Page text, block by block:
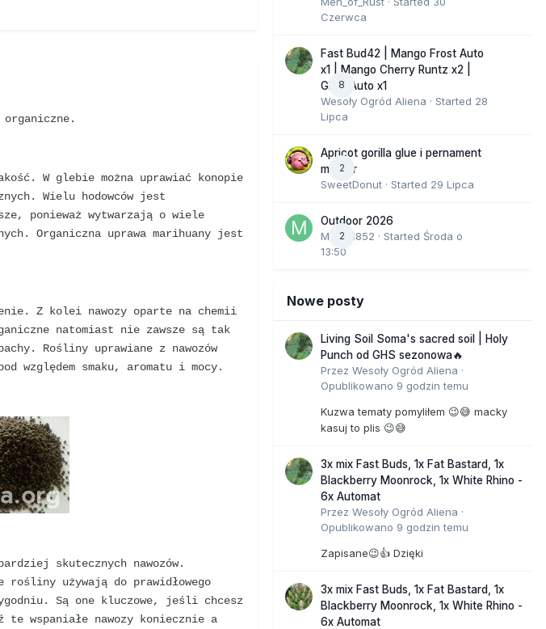
organiczne.
W glebie można uprawiać konopie
Wielu hodowców jest
ponieważ wytwarzają o wiele
Organiczna uprawa marihuany jest
Z kolei nawozy oparte na chemii
natomiast nie zawsze są tak
Rośliny uprawiane z nawozów
względem smaku, aromatu i mocy.
skutecznych nawozów.
używają do prawidłowego
Są one kluczowe, jeśli chcesz
wspaniałe nawozy koniecznie a
Czerwca
8
Fast Bud42 | Mango Frost Auto
x1 | Mango Cherry Runtz x2 |
GMO Auto x1
Wesoły Ogród Aliena · Started 28
Lipca
2
Apricot gorilla glue i pernament
marker
SweetDonut · Started 29 Lipca
2
Outdoor 2026
Marcel852 · Started Środa o
13:50
Nowe posty
Living Soil Soma's sacred soil | Holy
Punch od GHS sezonowa🔥
Przez Wesoły Ogród Aliena ·
Opublikowano 9 godzin temu
Kuzwa tematy pomyliłem 😉😅 macky
kasuj to plis 😉😅
3x mix Fast Buds, 1x Fat Bastard, 1x
Blackberry Moonrock, 1x White Rhino -
6x Automat
Przez Wesoły Ogród Aliena ·
Opublikowano 9 godzin temu
Zapisane😉👍 Dzięki
3x mix Fast Buds, 1x Fat Bastard, 1x
Blackberry Moonrock, 1x White Rhino -
6x Automat